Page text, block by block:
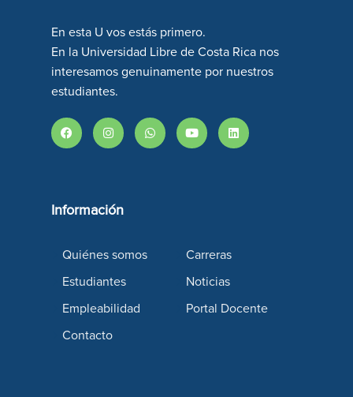
En esta U vos estás primero.
En la Universidad Libre de Costa Rica nos
interesamos genuinamente por nuestros
estudiantes.
Información
Quiénes somos Carreras
Estudiantes Noticias
Empleabilidad Portal Docente
Contacto